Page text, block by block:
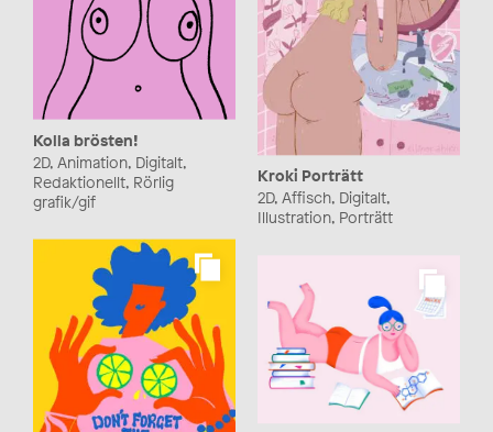
Kroki Porträtt
2D, Affisch, Digitalt,
Illustration, Porträtt
Kolla brösten!
2D, Animation, Digitalt,
Redaktionellt, Rörlig
grafik/gif